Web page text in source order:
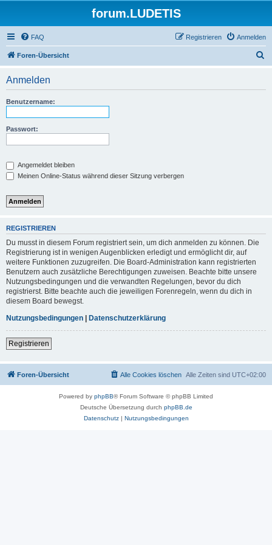
forum.LUDETIS
FAQ Anmelden
Registrieren
Foren-Übersicht
Anmelden
Benutzername:
Passwort:
Angemeldet bleiben
Meinen Online-Status während dieser Sitzung verbergen
REGISTRIEREN
Du musst in diesem Forum registriert sein, um dich anmelden zu können. Die
Registrierung ist in wenigen Augenblicken erledigt und ermöglicht dir, auf
weitere Funktionen zuzugreifen. Die Board-Administration kann registrierten
Benutzern auch zusätzliche Berechtigungen zuweisen. Beachte bitte unsere
Nutzungsbedingungen und die verwandten Regelungen, bevor du dich
registrierst. Bitte beachte auch die jeweiligen Forenregeln, wenn du dich in
diesem Board bewegst.
Nutzungsbedingungen | Datenschutzerklärung
Registrieren
Foren-Übersicht Alle Zeiten sind UTC+02:00
Alle Cookies löschen
Powered by phpBB® Forum Software © phpBB Limited
Deutsche Übersetzung durch phpBB.de
Datenschutz| Nutzungsbedingungen